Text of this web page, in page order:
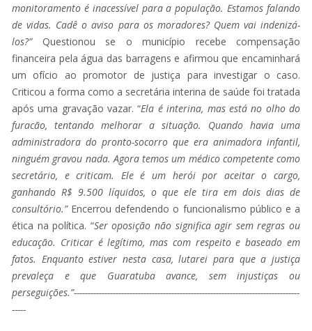
monitoramento é inacessível para a população. Estamos falando
de vidas. Cadê o aviso para os moradores? Quem vai indenizá-
los?”Questionou se o município recebe compensação
financeira pela água das barragens e afirmou que encaminhará
um ofício ao promotor de justiça para investigar o caso.
Criticou a forma como a secretária interina de saúde foi tratada
após uma gravação vazar. “Ela é interina, mas está no olho do
furacão, tentando melhorar a situação. Quando havia uma
administradora do pronto-socorro que era animadora infantil,
ninguém gravou nada. Agora temos um médico competente como
secretário, e criticam. Ele é um herói por aceitar o cargo,
ganhando R$ 9.500 líquidos, o que ele tira em dois dias de
consultório.”Encerrou defendendo o funcionalismo público e a
ética na política. “Ser oposição não significa agir sem regras ou
educação. Criticar é legítimo, mas com respeito e baseado em
fatos. Enquanto estiver nesta casa, lutarei para que a justiça
prevaleça e que Guaratuba avance, sem injustiças ou
perseguições.”---------------------------------------------------------------------------------
-----